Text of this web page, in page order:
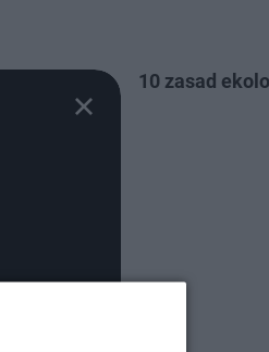
10 zasad